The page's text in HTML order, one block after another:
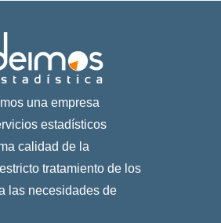
una empresa
estadísticos
calidad de la
tratamiento de los
las necesidades de